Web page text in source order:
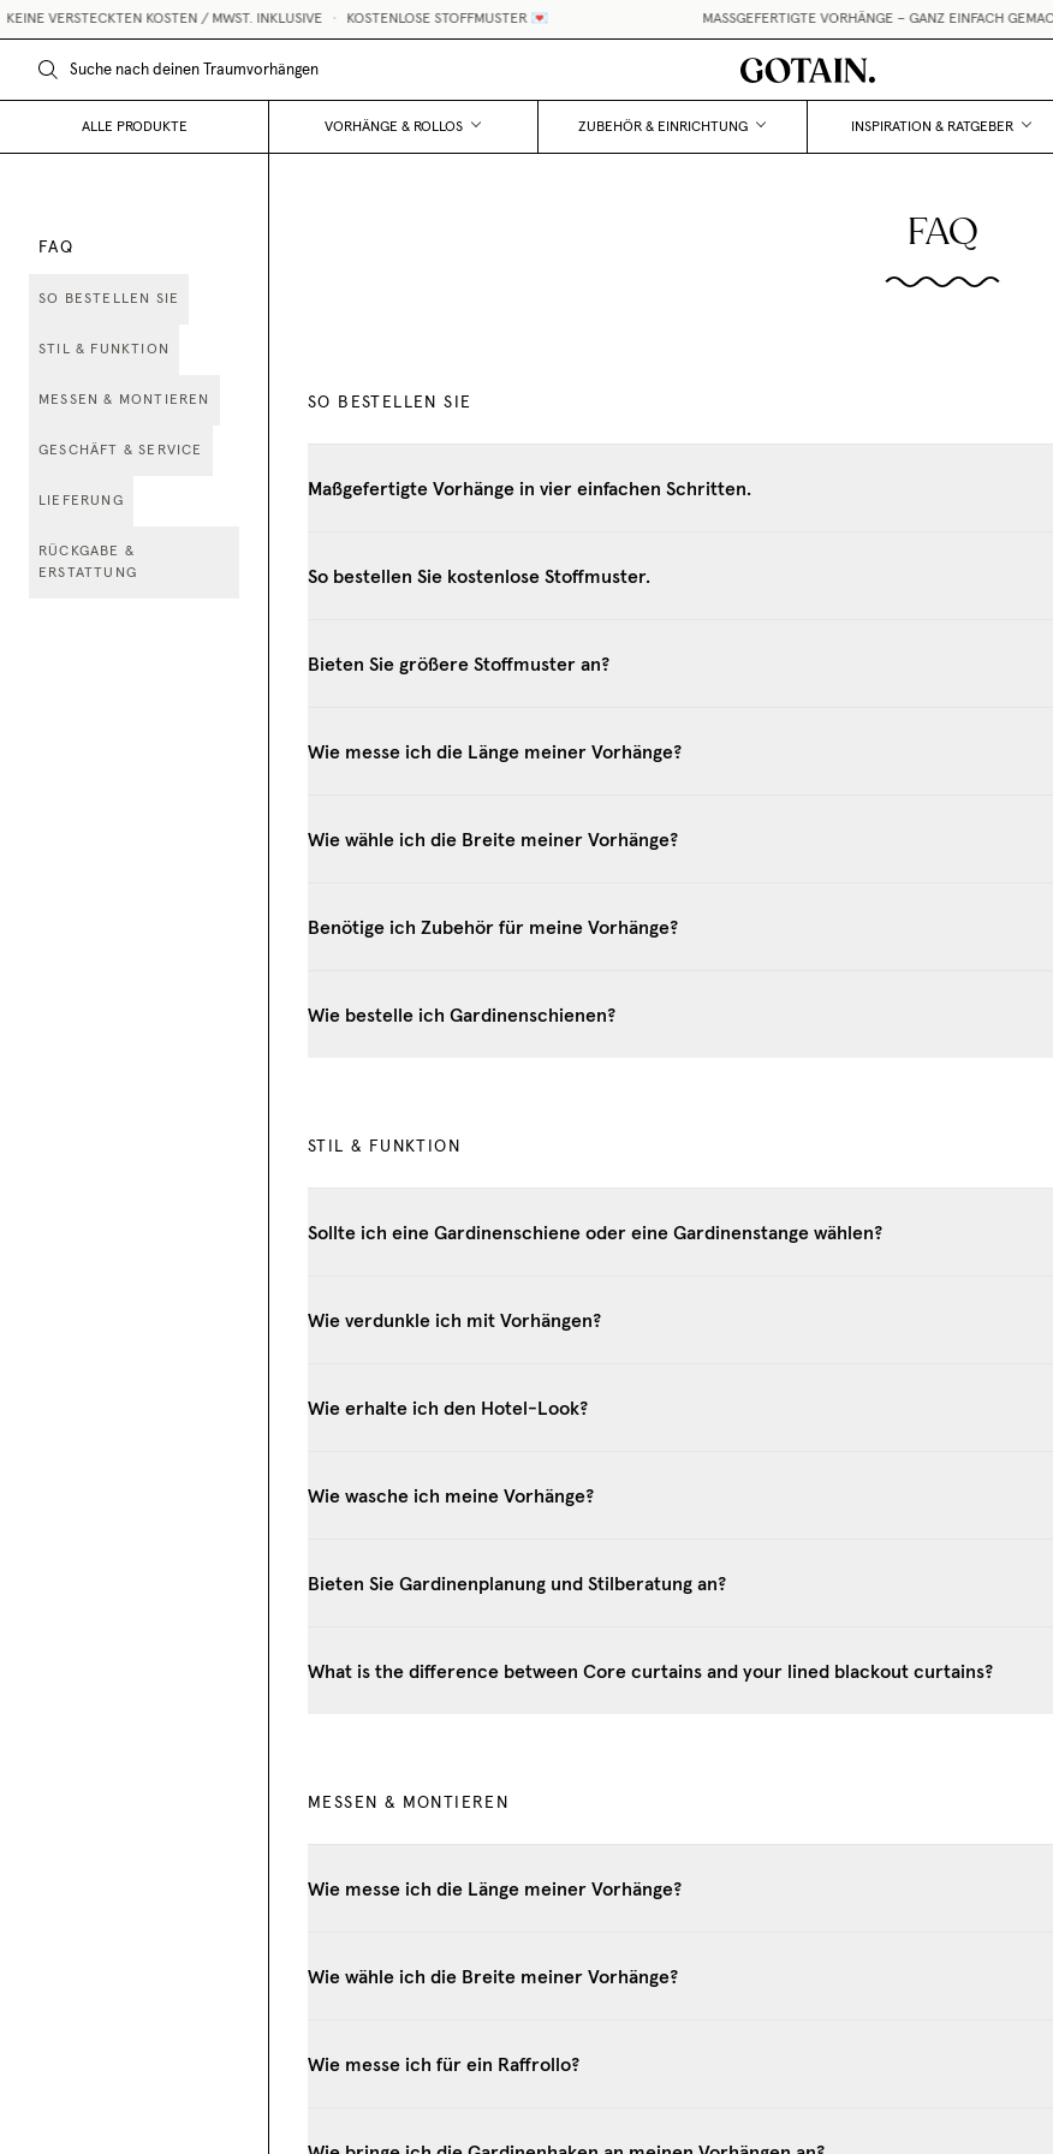
VERSTECKTEN KOSTEN / MWST. INKLUSIVE • KOSTENLOSE STOFFMUSTER 💌 MASSGEFERTIGTE VORHÄNGE – GANZ EINFACH GEMACHT.
ALLE PRODUKTE VORHÄNGE & ROLLOS ZUBEHÖR & EINRICHTUNG INSPIRATION & RATGEBER
FAQ
SO BESTELLEN SIE
STIL & FUNKTION
MESSEN & MONTIEREN
GESCHÄFT & SERVICE
LIEFERUNG
RÜCKGABE &
ERSTATTUNG
FAQ
SO BESTELLEN SIE
Maßgefertigte Vorhänge in vier einfachen Schritten.
So bestellen Sie kostenlose Stoffmuster.
Bieten Sie größere Stoffmuster an?
Wie messe ich die Länge meiner Vorhänge?
Wie wähle ich die Breite meiner Vorhänge?
Benötige ich Zubehör für meine Vorhänge?
Wie bestelle ich Gardinenschienen?
STIL & FUNKTION
Sollte ich eine Gardinenschiene oder eine Gardinenstange wählen?
Wie verdunkle ich mit Vorhängen?
Wie erhalte ich den Hotel-Look?
Wie wasche ich meine Vorhänge?
Bieten Sie Gardinenplanung und Stilberatung an?
What is the difference between Core curtains and your lined blackout curtains?
MESSEN & MONTIEREN
Wie messe ich die Länge meiner Vorhänge?
Wie wähle ich die Breite meiner Vorhänge?
Wie messe ich für ein Raffrollo?